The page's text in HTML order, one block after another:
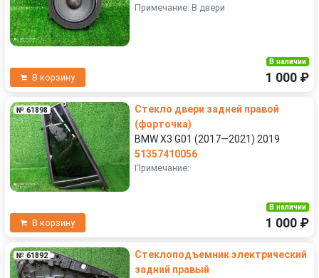
Примечание: В двери
В корзину
В наличии
1 000 ₽
№ 61898
Стекло двери задней правой
(форточка)
BMW X3 G01 (2017—2021) 2019
51357410056
Примечание:
В корзину
В наличии
1 000 ₽
№ 61892
Стеклоподъемник электрический
задний правый